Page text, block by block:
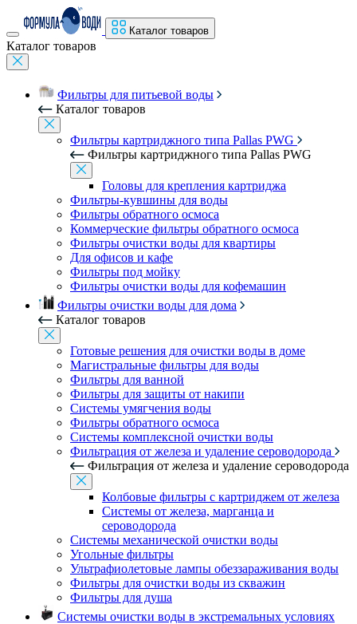
Каталог товаров
Каталог товаров
Фильтры для питьевой воды
Каталог товаров
Фильтры картриджного типа Pallas PWG
Фильтры картриджного типа Pallas PWG
Головы для крепления картриджа
Фильтры-кувшины для воды
Фильтры обратного осмоса
Коммерческие фильтры обратного осмоса
Фильтры очистки воды для квартиры
Для офисов и кафе
Фильтры под мойку
Фильтры очистки воды для кофемашин
Фильтры очистки воды для дома
Каталог товаров
Готовые решения для очистки воды в доме
Магистральные фильтры для воды
Фильтры для ванной
Фильтры для защиты от накипи
Системы умягчения воды
Фильтры обратного осмоса
Системы комплексной очистки воды
Фильтрация от железа и удаление сероводорода
Фильтрация от железа и удаление сероводорода
Колбовые фильтры с картриджем от железа
Системы от железа, марганца и
сероводорода
Системы механической очистки воды
Угольные фильтры
Ультрафиолетовые лампы обеззараживания воды
Фильтры для очистки воды из скважин
Фильтры для душа
Системы очистки воды в экстремальных условиях